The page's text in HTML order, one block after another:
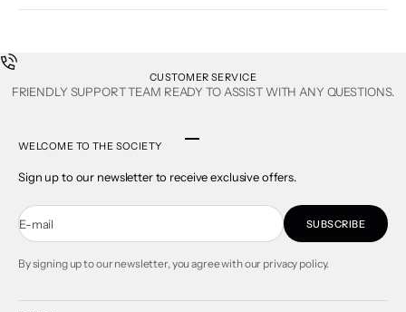
CUSTOMER SERVICE
FRIENDLY SUPPORT TEAM READY TO ASSIST WITH ANY QUESTIONS.
WELCOME TO THE SOCIETY
Sign up to our newsletter to receive exclusive offers.
E-mail SUBSCRIBE
By signing up to our newsletter, you agree with our privacy policy.